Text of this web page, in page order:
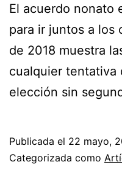
El acuerdo nonato
para ir juntos a los
de 2018 muestra
cualquier tentativa
elección sin
Publicada el 22 mayo,
Categorizada como